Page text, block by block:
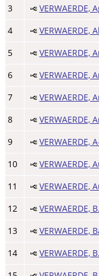
3
VERWAERDE,
4
VERWAERDE,
5
VERWAERDE,
6
VERWAERDE,
7
VERWAERDE,
8
VERWAERDE,
9
VERWAERDE,
10
VERWAERDE,
11
VERWAERDE,
12
VERWAERDE, B.
13
VERWAERDE,
14
VERWAERDE, B.